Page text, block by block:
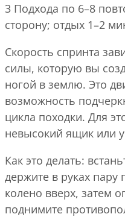
3 Подхода по 6–8
сторону; отдых 1–2
Скорость спринта
силы, которую вы
ногой в землю. Это
возможность
цикла походки. Для
невысокий ящик или
Как это делать:
держите в руках пару
колено вверх, затем
поднимите